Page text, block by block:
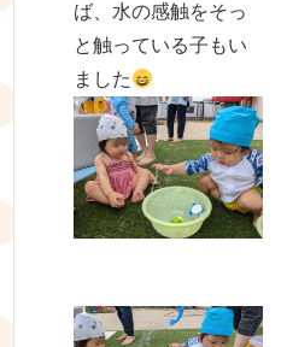
ば、水の感触をそっ
と触っている子もい
ました